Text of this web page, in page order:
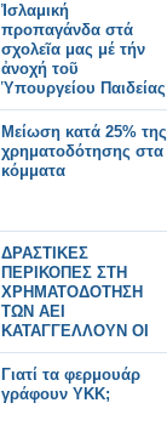
Ἰσλαμική
προπαγάνδα στά
σχολεῖα μας μέ τήν
ἀνοχή τοῦ
Ὑπουργείου Παιδείας
Μείωση κατά 25% της
χρηματοδότησης στα
κόμματα
ΔΡΑΣΤΙΚΕΣ
ΠΕΡΙΚΟΠΕΣ ΣΤΗ
ΧΡΗΜΑΤΟΔΟΤΗΣΗ
ΤΩΝ ΑΕΙ
ΚΑΤΑΓΓΕΛΛΟΥΝ ΟΙ
ΠΡΥΤΑΝΕΙΣ
Γιατί τα φερμουάρ
γράφουν YKK;